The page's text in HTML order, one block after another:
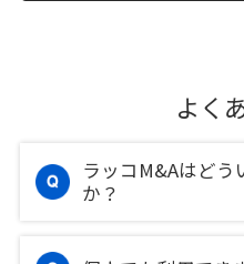
よく
ラッコM&Aはど
か？